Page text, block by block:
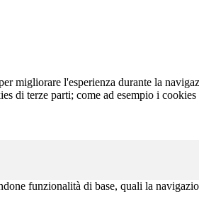
migliorare l'esperienza durante la
di terze parti; come ad esempio i
funzionalità di base, quali la